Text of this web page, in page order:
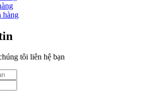
hàng
tôi liên hệ bạn